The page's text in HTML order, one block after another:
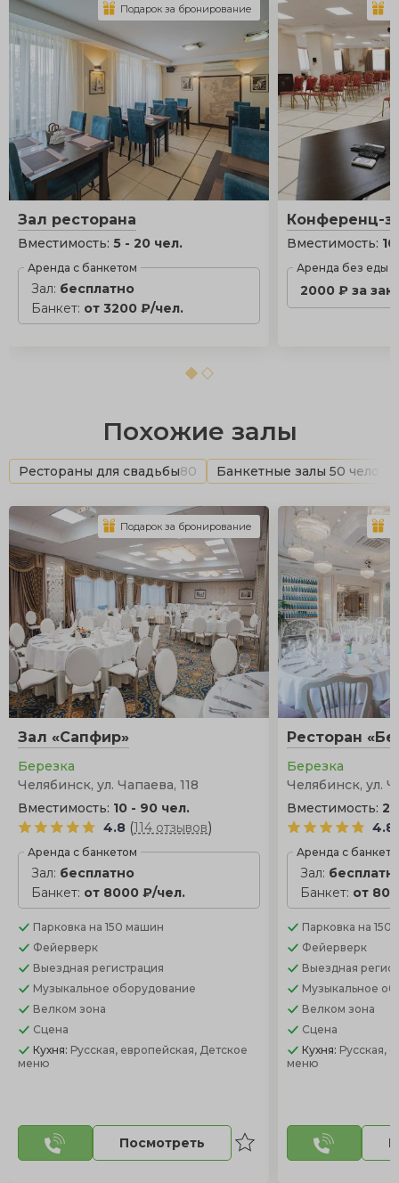
Зал ресторана
Вместимость: 5 - 20 чел.
Аренда с банкетом
Зал: бесплатно
Банкет: от 3200 ₽/чел.
Подарок за бронирование
Конференц-
Вместимость:
Аренда без еды
2000 ₽ за
Похожие залы
Рестораны для свадьбы80 Банкетные залы 50
Зал «Сапфир»
Березка
Челябинск, ул. Чапаева, 118
Вместимость: 10 - 90 чел.
4.8 (114 отзывов)
Аренда с банкетом
Зал: бесплатно
Банкет: от 8000 ₽/чел.
Парковка на 150 машин
Фейерверк
Выездная регистрация
Музыкальное оборудование
Велком зона
Сцена
Кухня: Русская, европейская, Детское
меню
Посмотреть
Подарок за бронирование
Ресторан
Березка
Челябинск, ул.
Вместимость:
4.8
Аренда с
Зал:
Банкет: от
Парковка на 150
Фейерверк
Выездная
Музыкальное
Велком зона
Сцена
Кухня: Русская,
меню